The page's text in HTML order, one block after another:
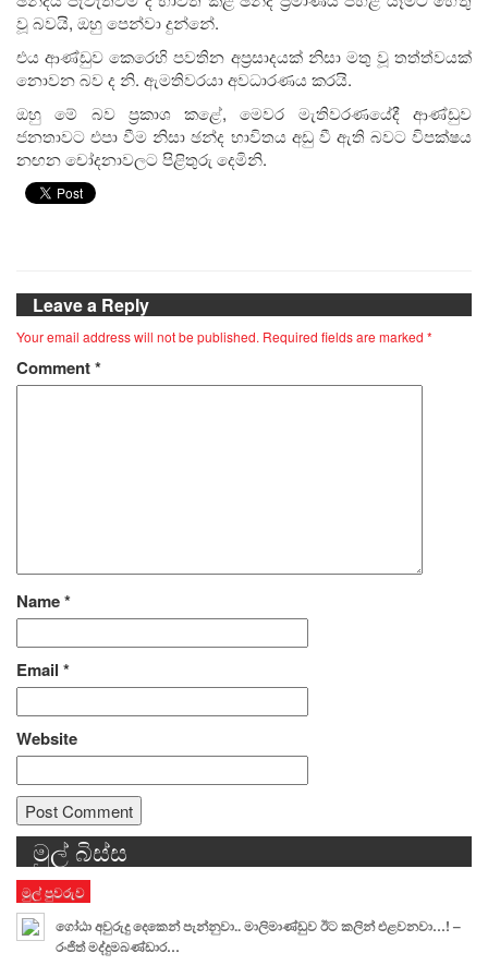
වූ බවයි, ඔහු පෙන්වා දුන්නේ.
එය ආණ්ඩුව කෙරෙහි පවතින අප්‍රසාදයක් නිසා මතු වූ තත්ත්වයක්
නොවන බව ද නි. ඇමතිවරයා අවධාරණය කරයි.
ඔහු මේ බව ප්‍රකාශ කළේ, මෙවර මැතිවරණයේදී ආණ්ඩුව
ජනතාවට එපා වීම නිසා ඡන්ද භාවිතය අඩු වී ඇති බවට විපක්ෂය
නඟන චෝදනාවලට පිළිතුරු දෙමිනි.
Leave a Reply
Your email address will not be published. Required fields are marked *
Comment*
Name*
Email *
Website
Alternative:
මුල් බිස්ස
මුල් පුවරුව
ගෝඨා අවුරුදු දෙකෙන් පැන්නුවා.. මාලිමාණ්ඩුව ඊට කලින් එළවනවා…! –
රංජිත් මද්දුමබණ්ඩාර…